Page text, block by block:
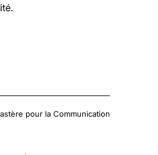
pour la Communication